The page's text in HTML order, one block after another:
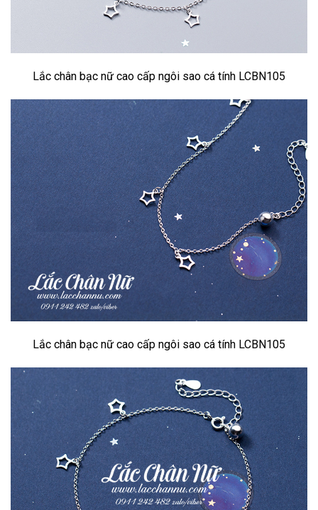
Lắc chân bạc nữ cao cấp ngôi sao cá tính LCBN105
Lắc chân bạc nữ cao cấp ngôi sao cá tính LCBN105